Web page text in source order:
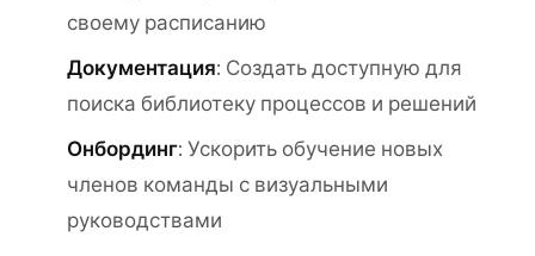
своему расписанию
Документация: Создать доступную для
поиска библиотеку процессов и решений
Онбординг: Ускорить обучение новых
членов команды с визуальными
руководствами